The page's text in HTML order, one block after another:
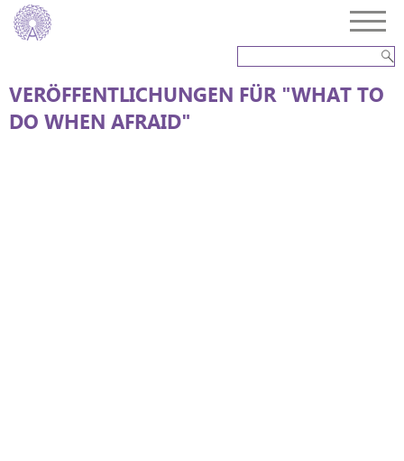
VERÖFFENTLICHUNGEN FÜR "WHAT TO
DO WHEN AFRAID"